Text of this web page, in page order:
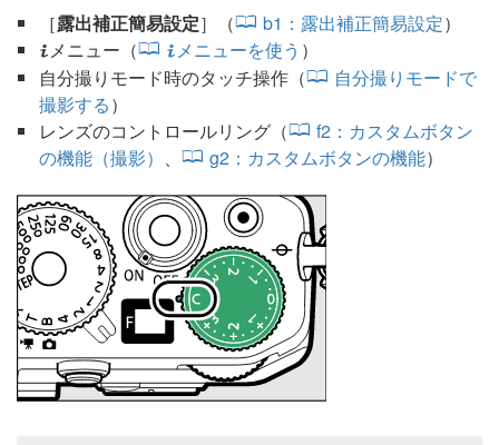
［露出補正簡易設定］（ b1：露出補正簡易設定）
i メニュー（ i メニューを使う ）
自分撮りモード時のタッチ操作（
自分撮りモードで
撮影する）
レンズのコントロールリング（
f2：カスタムボタン
の機能（撮影） 、 g2：カスタムボタンの機能）